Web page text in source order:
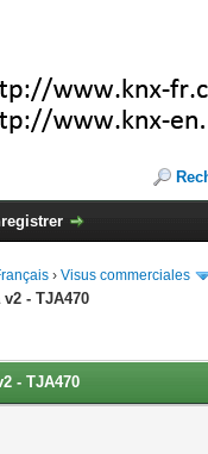
› Visus commerciales
- TJA470
- TJA470